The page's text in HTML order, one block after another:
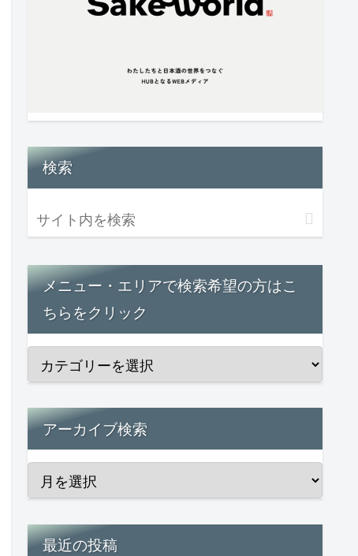
検索
メニュー・エリアで検索希望の方はこ
ちらをクリック
アーカイブ検索
最近の投稿